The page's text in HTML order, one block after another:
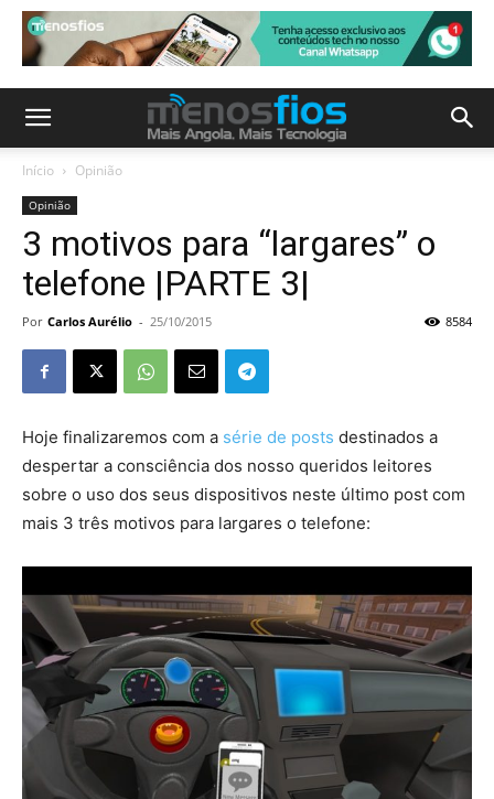
Início Opinião
Opinião
3 motivos para “largares” o
telefone |PARTE 3|
Por Carlos Aurélio - 25/10/2015 8584
Hoje finalizaremos com a série de posts destinados a
despertar a consciência dos nosso queridos leitores
sobre o uso dos seus dispositivos neste último post com
mais 3 três motivos para largares o telefone: